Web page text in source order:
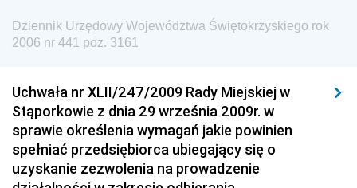
Dziennik Urzędowy Urzędu Lotnictwa Cywilnego
Dziennik Urzędowy Ministerstwa Hutnictwa i
Przemysłu Maszynowego
Dziennik Urzędowy Ministerstwa Zdrowia i Opieki
Społecznej
Dziennik Urzędowy Województwa Świętokrzyskiego rok
2006 nr 441 poz. 3161
Uchwała nr XLII/247/2009 Rady Miejskiej w
Stąporkowie z dnia 29 września 2009r. w
sprawie określenia wymagań jakie powinien
spełniać przedsiębiorca ubiegający się o
uzyskanie zezwolenia na prowadzenie